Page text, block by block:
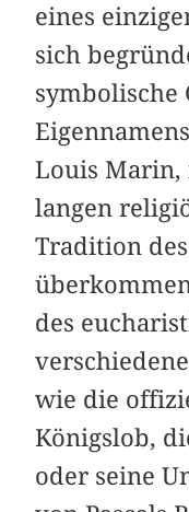
eines
sich
symbolische
Louis Marin,
langen
Tradition
des
wie die
Königslob,
oder seine